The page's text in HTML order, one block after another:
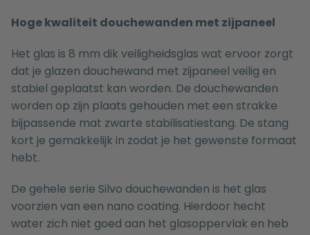
Hoge kwaliteit douchewanden met zijpaneel
Het glas is 8 mm dik veiligheidsglas wat ervoor zorgt
dat je glazen douchewand met zijpaneel veilig en
stabiel geplaatst kan worden. De douchewanden
worden op zijn plaats gehouden met een strakke
bijpassende mat zwarte stabilisatiestang. De stang
kort je gemakkelijk in zodat je het gewenste formaat
hebt.
De gehele serie Silvo douchewanden is het glas
voorzien van een nano coating. Hierdoor hecht
water zich niet goed aan het glasoppervlak en heb